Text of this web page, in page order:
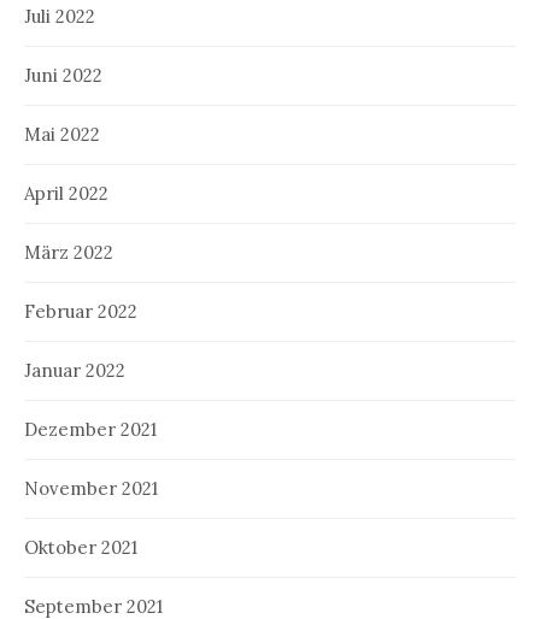
Juli 2022
Juni 2022
Mai 2022
April 2022
März 2022
Februar 2022
Januar 2022
Dezember 2021
November 2021
Oktober 2021
September 2021